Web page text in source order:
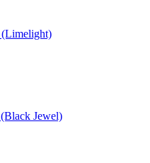
(Limelight)
Jewel)